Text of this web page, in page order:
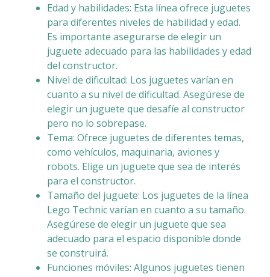
Edad y habilidades: Esta línea ofrece juguetes
para diferentes niveles de habilidad y edad.
Es importante asegurarse de elegir un
juguete adecuado para las habilidades y edad
del constructor.
Nivel de dificultad: Los juguetes varían en
cuanto a su nivel de dificultad. Asegúrese de
elegir un juguete que desafíe al constructor
pero no lo sobrepase.
Tema: Ofrece juguetes de diferentes temas,
como vehículos, maquinaria, aviones y
robots. Elige un juguete que sea de interés
para el constructor.
Tamaño del juguete: Los juguetes de la línea
Lego Technic varían en cuanto a su tamaño.
Asegúrese de elegir un juguete que sea
adecuado para el espacio disponible donde
se construirá.
Funciones móviles: Algunos juguetes tienen